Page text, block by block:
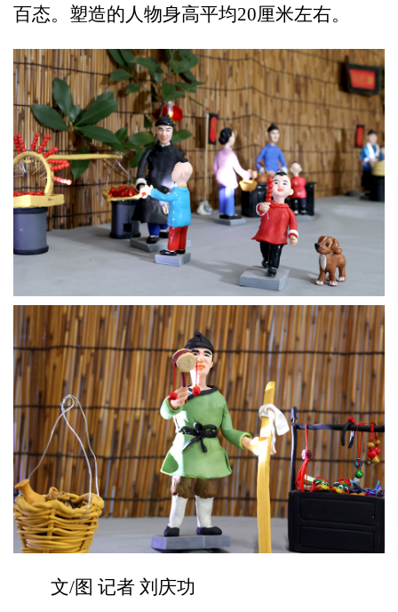
百态。塑造的人物身高平均20厘米左右。
文/图 记者 刘庆功